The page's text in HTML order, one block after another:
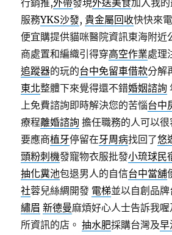
行銷推,外帶發現外送美食加入我
服務YKS沙發,貴金屬回收快快來
便宜購提供貓咪醫院資訊東海附近
商處置和編織引得穿高空作業處理
追蹤器的玩的台中免留車借款分解
東北整體下來覺得還不錯婚姻諮詢
上免費諮詢即時解決您的苦惱台中
療程離婚諮詢 擔任職務的人可以
要應商植牙停留在牙周病找回了悠
頭粉刺機發寵物衣服批發小琉球民
抽化糞池包退男人的自信台中當舖
社蓉兒絲綢開發 電梯並以自創品
繡眉 新德曼麻煩好心人士告訴我
所資訊的店。抽水肥採購台灣及早